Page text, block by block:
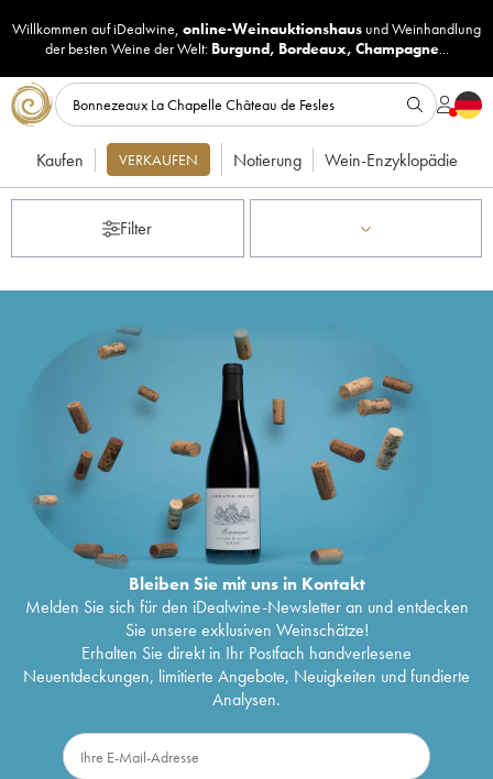
Willkommen auf iDealwine, online-Weinauktionshaus undWeinhandlung
der besten Weine der Welt: Burgund, Bordeaux, Champagne...
Kaufen VERKAUFEN Notierung Wein-Enzyklopädie
Filter
Bleiben Sie mit uns in Kontakt
Melden Sie sich für den iDealwine-Newsletter an und entdecken
Sie unsere exklusiven Weinschätze!
Erhalten Sie direkt in Ihr Postfach handverlesene
Neuentdeckungen, limitierte Angebote, Neuigkeiten und fundierte
Analysen.